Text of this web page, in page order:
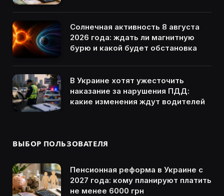
Солнечная активность 8 августа
2026 года: ждать ли магнитную
бурю и какой будет обстановка
В Украине хотят ужесточить
наказание за нарушения ПДД:
какие изменения ждут водителей
ВЫБОР ПОЛЬЗОВАТЕЛЯ
Пенсионная реформа в Украине с
2027 года: кому планируют платить
не менее 6000 грн